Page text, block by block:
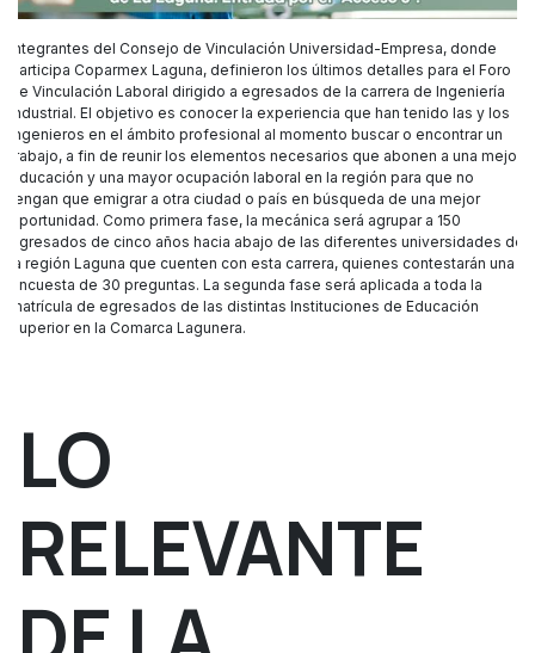
Integrantes del Consejo de Vinculación Universidad-Empresa, donde
participa Coparmex Laguna, definieron los últimos detalles para el Foro
de Vinculación Laboral dirigido a egresados de la carrera de Ingeniería
Industrial. El objetivo es conocer la experiencia que han tenido las y los
ingenieros en el ámbito profesional al momento buscar o encontrar un
trabajo, a fin de reunir los elementos necesarios que abonen a una mejor
educación y una mayor ocupación laboral en la región para que no
tengan que emigrar a otra ciudad o país en búsqueda de una mejor
oportunidad. Como primera fase, la mecánica será agrupar a 150
egresados de cinco años hacia abajo de las diferentes universidades de
la región Laguna que cuenten con esta carrera, quienes contestarán una
encuesta de 30 preguntas. La segunda fase será aplicada a toda la
matrícula de egresados de las distintas Instituciones de Educación
Superior en la Comarca Lagunera.
LO
RELEVANTE